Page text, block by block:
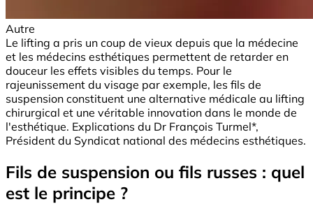
Autre
Le lifting a pris un coup de vieux depuis que la médecine
et les médecins esthétiques permettent de retarder en
douceur les effets visibles du temps. Pour le
rajeunissement du visage par exemple, les fils de
suspension constituent une alternative médicale au lifting
chirurgical et une véritable innovation dans le monde de
l'esthétique. Explications du Dr François Turmel*,
Président du Syndicat national des médecins esthétiques.
Fils de suspension ou fils russes : quel
est le principe ?